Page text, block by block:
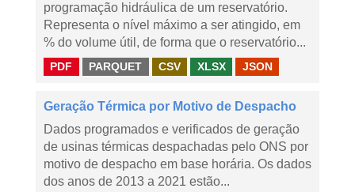
programação hidráulica de um reservatório.
Representa o nível máximo a ser atingido, em
% do volume útil, de forma que o reservatório...
PDF PARQUET CSV XLSX JSON
Geração Térmica por Motivo de Despacho
Dados programados e verificados de geração
de usinas térmicas despachadas pelo ONS por
motivo de despacho em base horária. Os dados
dos anos de 2013 a 2021 estão...